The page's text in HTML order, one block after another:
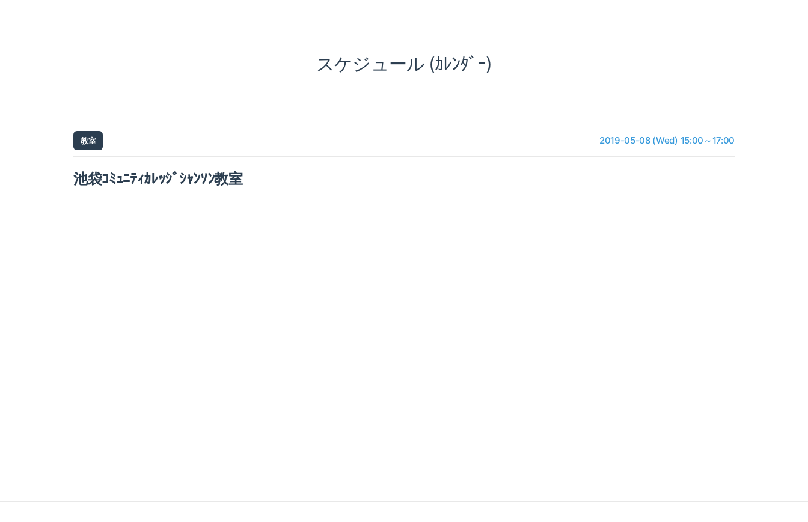
スケジュール (ｶﾚﾝﾀﾞｰ)
教室 2019-05-08 (Wed) 15:00～17:00
池袋ｺﾐｭﾆﾃｨｶﾚｯｼﾞｼｬﾝｿﾝ教室